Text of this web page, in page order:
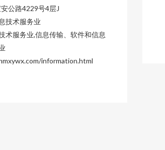
安公路4229号4层J
技术服务业
术服务业,信息传输、软件和信息
information.html